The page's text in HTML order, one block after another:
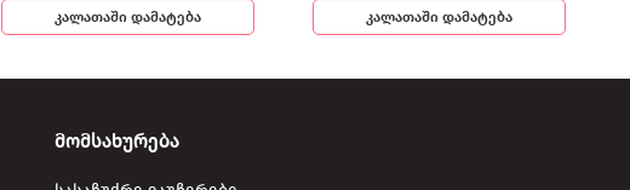
კალათაში დამატება კალათაში დამატება
მომსახურება